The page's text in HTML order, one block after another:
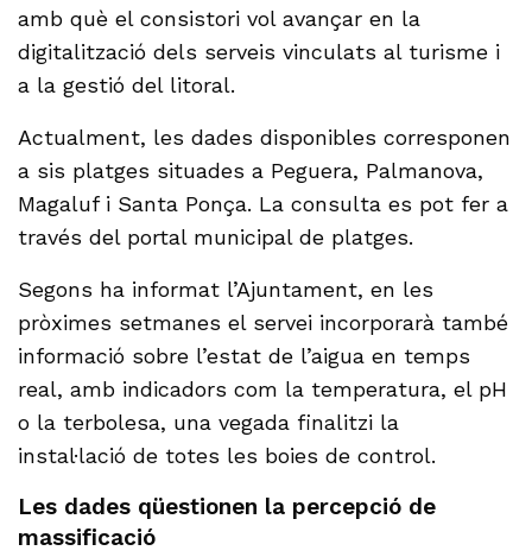
amb què el consistori vol avançar en la
digitalització dels serveis vinculats al turisme i
a la gestió del litoral.
Actualment, les dades disponibles corresponen
a sis platges situades a Peguera, Palmanova,
Magaluf i Santa Ponça. La consulta es pot fer a
través del portal municipal de platges.
Segons ha informat l’Ajuntament, en les
pròximes setmanes el servei incorporarà també
informació sobre l’estat de l’aigua en temps
real, amb indicadors com la temperatura, el pH
o la terbolesa, una vegada finalitzi la
instal·lació de totes les boies de control.
Les dades qüestionen la percepció de
massificació